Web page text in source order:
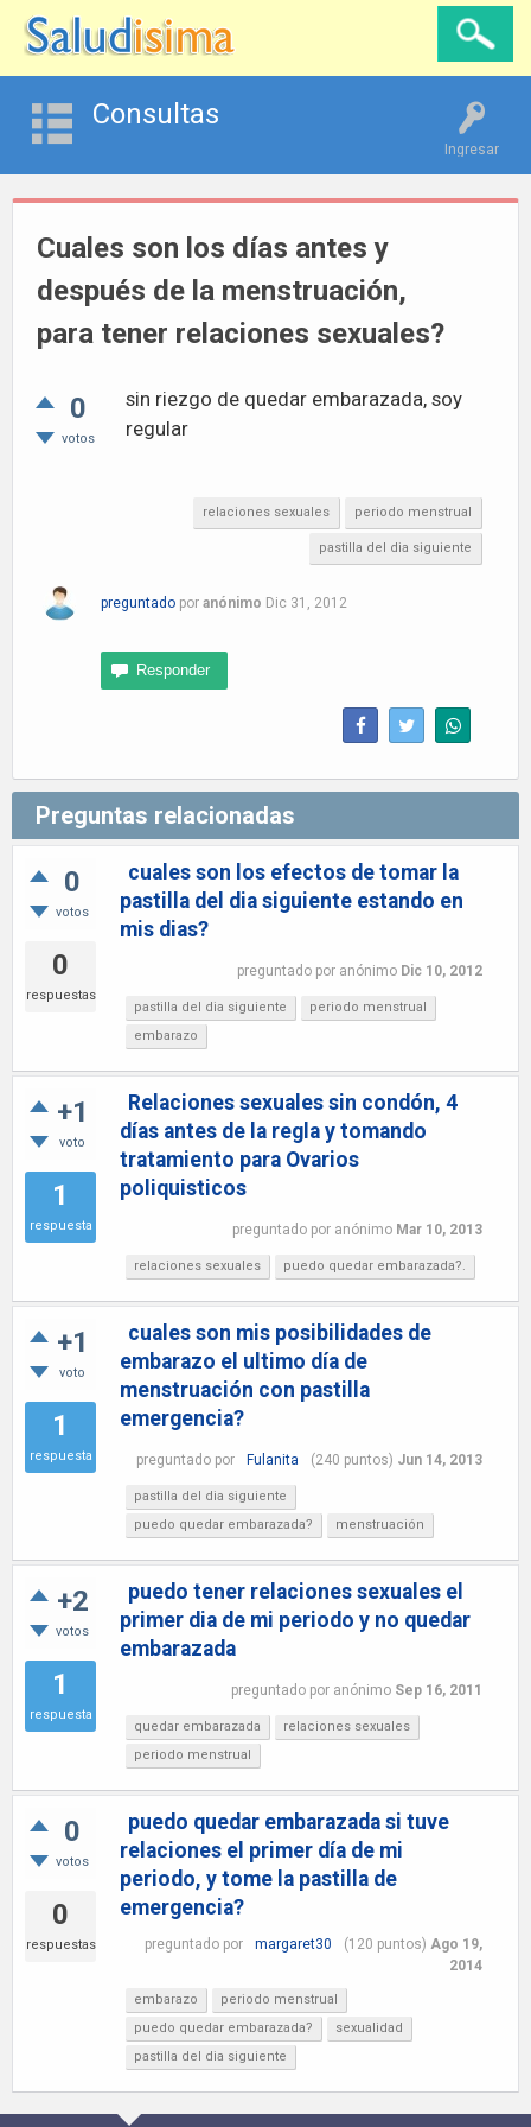
Ingresar
Consultas
Cuales son los días antes y
después de la menstruación,
para tener relaciones sexuales?
0
votos
sin riezgo de quedar embarazada, soy
regular
relaciones sexuales periodo menstrual
pastilla del dia siguiente
preguntado por anónimo Dic 31, 2012
Preguntas relacionadas
0
votos
0
respuestas
cuales son los efectos de tomar la
pastilla del dia siguiente estando en
mis dias?
preguntado por anónimo Dic 10, 2012
pastilla del dia siguiente
periodo menstrual
embarazo
+1
voto
1
respuesta
Relaciones sexuales sin condón, 4
días antes de la regla y tomando
tratamiento para Ovarios
poliquisticos
preguntado por anónimo Mar 10, 2013
relaciones sexuales puedo quedar embarazada?.
+1
voto
1
respuesta
cuales son mis posibilidades de
embarazo el ultimo día de
menstruación con pastilla
emergencia?
preguntado por Fulanita (240 puntos) Jun 14, 2013
pastilla del dia siguiente
puedo quedar embarazada?
menstruación
+2
votos
1
respuesta
puedo tener relaciones sexuales el
primer dia de mi periodo y no quedar
embarazada
preguntado por anónimo Sep 16, 2011
quedar embarazada
relaciones sexuales
periodo menstrual
0
votos
0
respuestas
puedo quedar embarazada si tuve
relaciones el primer día de mi
periodo, y tome la pastilla de
emergencia?
preguntado por margaret30 (120 puntos) Ago 19,
2014
embarazo
periodo menstrual
puedo quedar embarazada?
sexualidad
pastilla del dia siguiente